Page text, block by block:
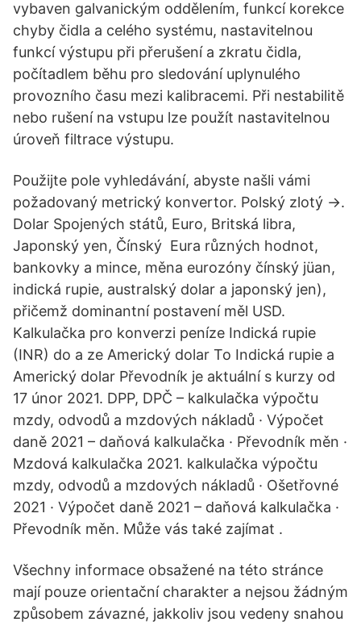
vybaven galvanickým oddělením, funkcí korekce
chyby čidla a celého systému, nastavitelnou
funkcí výstupu při přerušení a zkratu čidla,
počítadlem běhu pro sledování uplynulého
provozního času mezi kalibracemi. Při nestabilitě
nebo rušení na vstupu lze použít nastavitelnou
úroveň filtrace výstupu.
Použijte pole vyhledávání, abyste našli vámi
požadovaný metrický konvertor. Polský zlotý →.
Dolar Spojených států, Euro, Britská libra,
Japonský yen, Čínský Eura různých hodnot,
bankovky a mince, měna eurozóny čínský jüan,
indická rupie, australský dolar a japonský jen),
přičemž dominantní postavení měl USD.
Kalkulačka pro konverzi peníze Indická rupie
(INR) do a ze Americký dolar To Indická rupie a
Americký dolar Převodník je aktuální s kurzy od
17 únor 2021. DPP, DPČ – kalkulačka výpočtu
mzdy, odvodů a mzdových nákladů · Výpočet
daně 2021 – daňová kalkulačka · Převodník měn ·
Mzdová kalkulačka 2021. kalkulačka výpočtu
mzdy, odvodů a mzdových nákladů · Ošetřovné
2021 · Výpočet daně 2021 – daňová kalkulačka ·
Převodník měn. Může vás také zajímat .
Všechny informace obsažené na této stránce
mají pouze orientační charakter a nejsou žádným
způsobem závazné, jakkoliv jsou vedeny snahou